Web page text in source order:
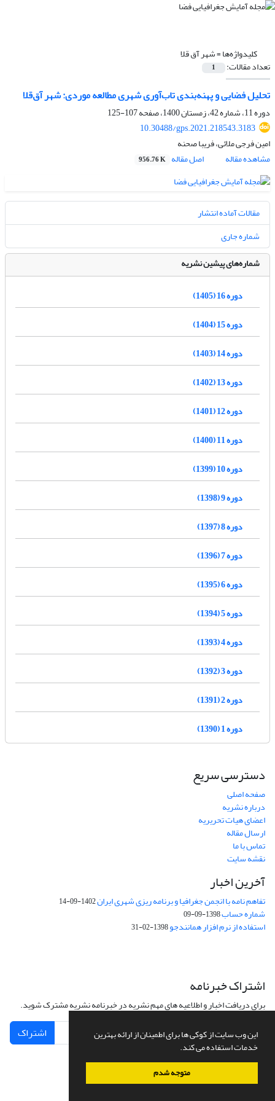
این وب سایت از کوکی ها برای اطمینان از ارائه بهترین
خدمات استفاده می کند.
متوجه شدم
کلیدواژه‌ها =شهر آق‌ قلا
تعداد مقالات: 1
تحلیل فضایی و پهنه‌بندی تاب‌آوری شهری مطالعه موردی: شهر آق‌قلا
دوره 11، شماره 42، زمستان 1400، صفحه
107-125
10.30488/gps.2021.218543.3183
امین فرجی ملائی، فریبا صحنه
مشاهده مقاله
اصل مقاله 956.76 K
مقالات آماده انتشار
شماره جاری
شماره‌های پیشین نشریه
دوره 16 (1405)
دوره 15 (1404)
دوره 14 (1403)
دوره 13 (1402)
دوره 12 (1401)
دوره 11 (1400)
دوره 10 (1399)
دوره 9 (1398)
دوره 8 (1397)
دوره 7 (1396)
دوره 6 (1395)
دوره 5 (1394)
دوره 4 (1393)
دوره 3 (1392)
دوره 2 (1391)
دوره 1 (1390)
دسترسی سریع
صفحه اصلی
درباره نشریه
اعضای هیات تحریریه
ارسال مقاله
تماس با ما
نقشه سایت
آخرین اخبار
تفاهم نامه با انجمن جغرافیا و برنامه ریزی شهری ایران1402-09-14
شماره حساب1398-09-09
استفاده از نرم افزار همانندجو1398-02-31
اشتراک خبرنامه
برای دریافت اخبار و اطلاعیه های مهم نشریه در خبرنامه نشریه مشترک شوید.
اشتراک
سامانه مدیریت نشریات علمی.طراحی و پیاده سازی ازسیناوب